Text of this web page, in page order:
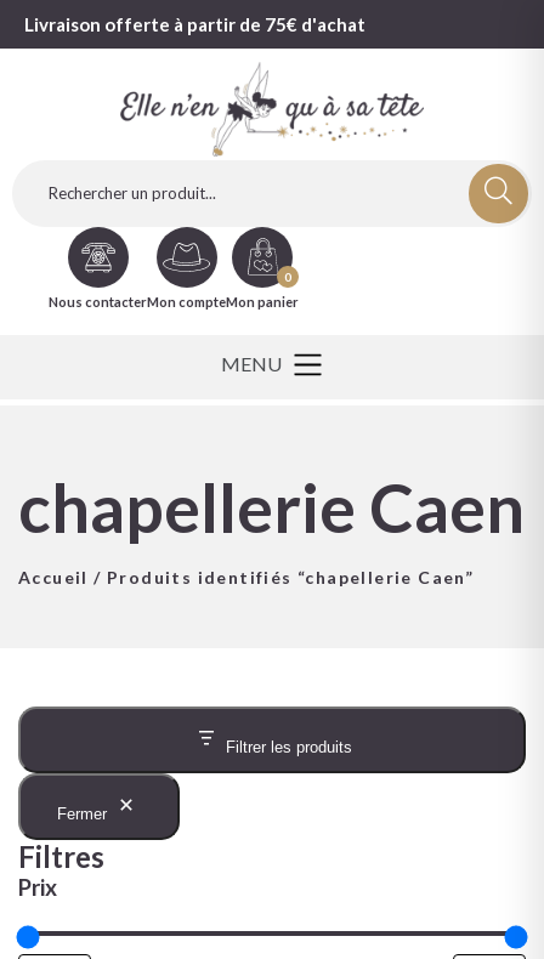
Livraison offerte à partir de 75€ d'achat
Nous contacterMon compte
0
Mon panier
chapellerie Caen
Accueil / Produits identifiés “chapellerie Caen”
Filtrer les produits
Fermer
Filtres
Prix